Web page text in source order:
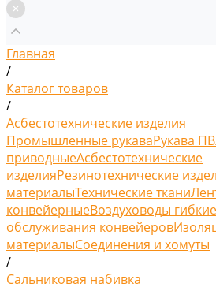
Главная
/
Каталог товаров
/
Асбестотехнические изделия
Промышленные рукаваРукава
приводныеАсбестотехнические
изделияРезинотехнические
материалыТехнические ткани
конвейерныеВоздуховоды гибкие
обслуживания конвейеров
материалыСоединения и хомуты
/
Сальниковая набивка